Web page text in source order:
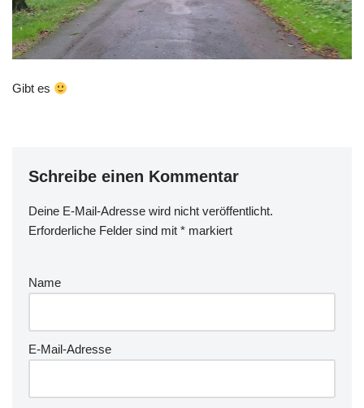
Gibt es
Schreibe einen Kommentar
Deine E-Mail-Adresse wird nicht veröffentlicht.
Erforderliche Felder sind mit * markiert
Name
E-Mail-Adresse